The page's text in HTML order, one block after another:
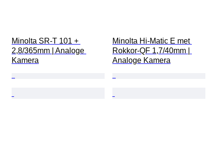
Minolta SR-T 101 +
2,8/365mm | Analoge
Kamera
Minolta Hi-Matic E met
Rokkor-QF 1,7/40mm |
Analoge Kamera